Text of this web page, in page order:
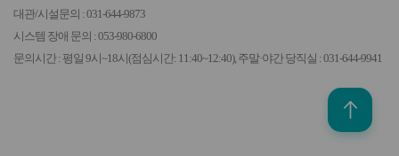
대관/시설문의 : 031-644-9873
시스템 장애 문의 : 053-980-6800
문의시간 : 평일 9시~18시(점심시간: 11:40~12:40), 주말·야간 당직실 : 031-644-9941